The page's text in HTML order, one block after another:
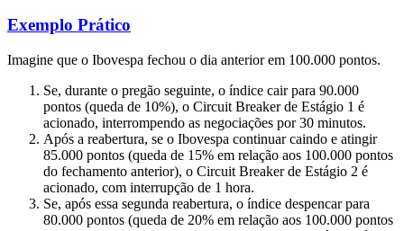
Exemplo Prático
Imagine que o Ibovespa fechou o dia anterior em 100.000 pontos.
Se, durante o pregão seguinte, o índice cair para 90.000
pontos (queda de 10%), o Circuit Breaker de Estágio 1 é
acionado, interrompendo as negociações por 30 minutos.
Após a reabertura, se o Ibovespa continuar caindo e atingir
85.000 pontos (queda de 15% em relação aos 100.000 pontos
do fechamento anterior), o Circuit Breaker de Estágio 2 é
acionado, com interrupção de 1 hora.
Se, após essa segunda reabertura, o índice despencar para
80.000 pontos (queda de 20% em relação aos 100.000 pontos